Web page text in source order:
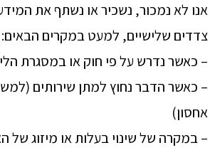
אנו לא נמכור, נשכיר או נשתף את
צדדים שלישיים, למעט במקרים הבאים:
– כאשר נדרש על פי חוק או במסגרת
– כאשר הדבר נחוץ למתן שירותים
אחסון)
– במקרה של שינוי בעלות או מיזוג של